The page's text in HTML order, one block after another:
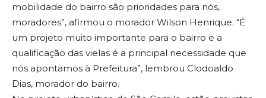
mobilidade do bairro são prioridades para nós,
moradores”, afirmou o morador Wilson Henrique. “É
um projeto muito importante para o bairro e a
qualificação das vielas é a principal necessidade que
nós apontamos à Prefeitura”, lembrou Clodoaldo
Dias, morador do bairro.